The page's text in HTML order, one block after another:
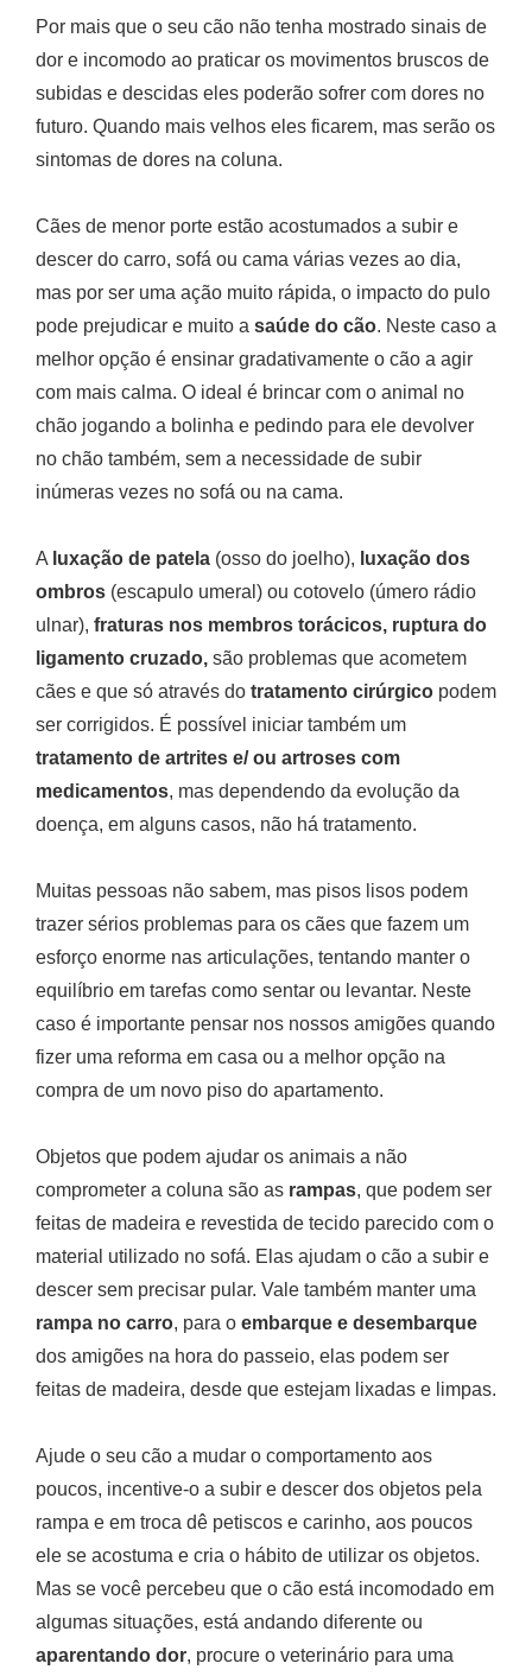
Por mais que o seu cão não tenha mostrado sinais de
dor e incomodo ao praticar os movimentos bruscos de
subidas e descidas eles poderão sofrer com dores no
futuro. Quando mais velhos eles ficarem, mas serão os
sintomas de dores na coluna.
Cães de menor porte estão acostumados a subir e
descer do carro, sofá ou cama várias vezes ao dia,
mas por ser uma ação muito rápida, o impacto do pulo
pode prejudicar e muito a saúde do cão. Neste caso a
melhor opção é ensinar gradativamente o cão a agir
com mais calma. O ideal é brincar com o animal no
chão jogando a bolinha e pedindo para ele devolver
no chão também, sem a necessidade de subir
inúmeras vezes no sofá ou na cama.
A luxação de patela (osso do joelho), luxação dos
ombros (escapulo umeral) ou cotovelo (úmero rádio
ulnar), fraturas nos membros torácicos, ruptura do
ligamento cruzado, são problemas que acometem
cães e que só através do tratamento cirúrgico podem
ser corrigidos. É possível iniciar também um
tratamento de artrites e/ ou artroses com
medicamentos, mas dependendo da evolução da
doença, em alguns casos, não há tratamento.
Muitas pessoas não sabem, mas pisos lisos podem
trazer sérios problemas para os cães que fazem um
esforço enorme nas articulações, tentando manter o
equilíbrio em tarefas como sentar ou levantar. Neste
caso é importante pensar nos nossos amigões quando
fizer uma reforma em casa ou a melhor opção na
compra de um novo piso do apartamento.
Objetos que podem ajudar os animais a não
comprometer a coluna são as rampas, que podem ser
feitas de madeira e revestida de tecido parecido com o
material utilizado no sofá. Elas ajudam o cão a subir e
descer sem precisar pular. Vale também manter uma
rampa no carro, para o embarque e desembarque
dos amigões na hora do passeio, elas podem ser
feitas de madeira, desde que estejam lixadas e limpas.
Ajude o seu cão a mudar o comportamento aos
poucos, incentive-o a subir e descer dos objetos pela
rampa e em troca dê petiscos e carinho, aos poucos
ele se acostuma e cria o hábito de utilizar os objetos.
Mas se você percebeu que o cão está incomodado em
algumas situações, está andando diferente ou
aparentando dor, procure o veterinário para uma